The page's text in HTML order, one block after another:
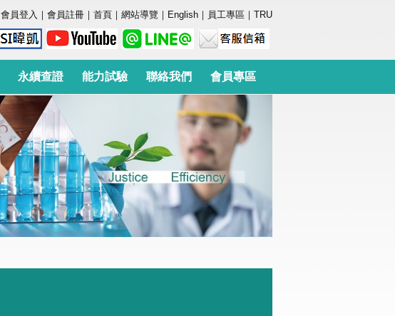
會員登入 ｜ 會員註冊 ｜ 首頁 ｜ 網站導覽 ｜ English ｜ 員工專區 ｜ TRU
永續查證 能力試驗 聯絡我們 會員專區